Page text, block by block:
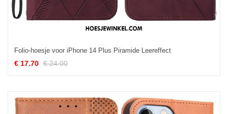
Folio-hoesje voor iPhone 14 Plus Piramide Leereffect
€ 17.70 € 24.00